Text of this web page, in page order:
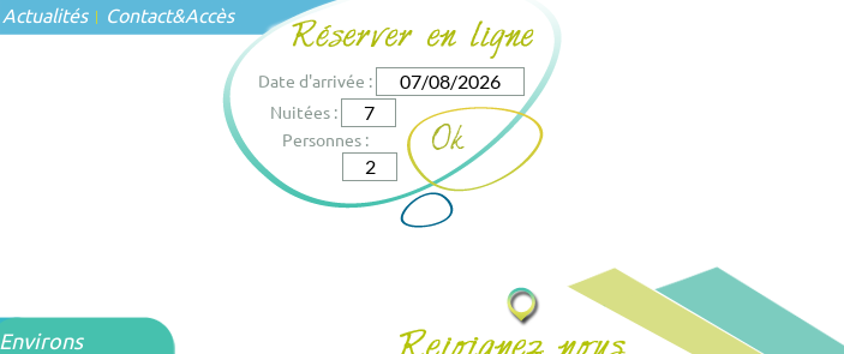
Actualités Contact&Accès
Date d'arrivée :
Nuitées :
Personnes :
Environs